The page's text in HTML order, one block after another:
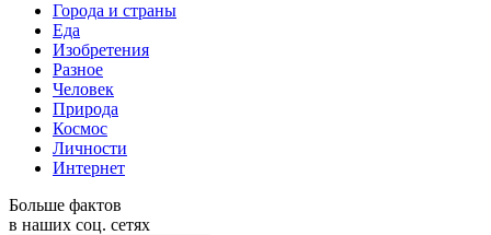
Города и страны
Еда
Изобретения
Разное
Человек
Природа
Космос
Личности
Интернет
Больше фактов
в наших соц. сетях